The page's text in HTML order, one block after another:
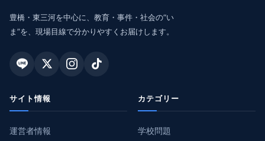
豊橋・東三河を中心に、教育・事件・社会の“い
ま”を、現場目線で分かりやすくお届けします。
サイト情報
運営者情報
カテゴリー
学校問題